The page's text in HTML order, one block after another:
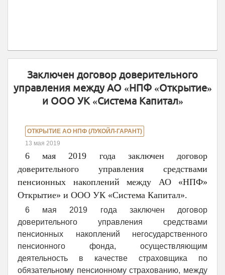
Заключен договор доверительного
управления между АО «НПФ «Открытие»
и ООО УК «Система Капитал»
ОТКРЫТИЕ АО НПФ (ЛУКОЙЛ-ГАРАНТ)
13 мая 2019
6 мая 2019 года заключен договор
доверительного управления средствами
пенсионных накоплений между АО «НПФ»
Открытие» и ООО УК «Система Капитал».
6 мая 2019 года заключен договор
доверительного управления средствами
пенсионных накоплений негосударственного
пенсионного фонда, осуществляющим
деятельность в качестве страховщика по
обязательному пенсионному страхованию, между